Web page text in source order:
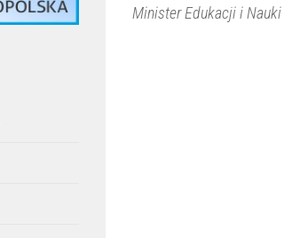
Minister Edukacji i Nauki